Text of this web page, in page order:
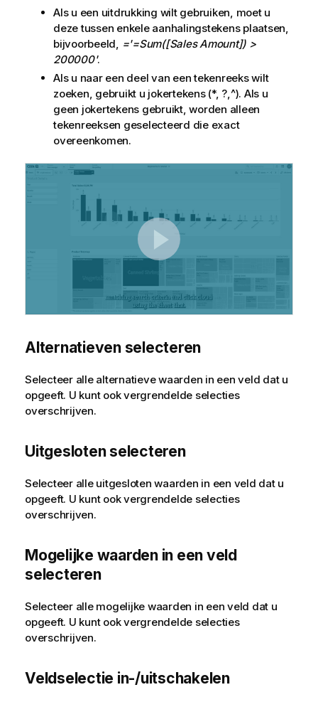
Als u een uitdrukking wilt gebruiken, moet u
deze tussen enkele aanhalingstekens plaatsen,
bijvoorbeeld, ='=Sum([Sales Amount]) >
200000'.
Als u naar een deel van een tekenreeks wilt
zoeken, gebruikt u jokertekens (*, ?,^). Als u
geen jokertekens gebruikt, worden alleen
tekenreeksen geselecteerd die exact
overeenkomen.
Alternatieven selecteren
Selecteer alle alternatieve waarden in een veld dat u
opgeeft. U kunt ook vergrendelde selecties
overschrijven.
Uitgesloten selecteren
Selecteer alle uitgesloten waarden in een veld dat u
opgeeft. U kunt ook vergrendelde selecties
overschrijven.
Mogelijke waarden in een veld
selecteren
Selecteer alle mogelijke waarden in een veld dat u
opgeeft. U kunt ook vergrendelde selecties
overschrijven.
Veldselectie in-/uitschakelen